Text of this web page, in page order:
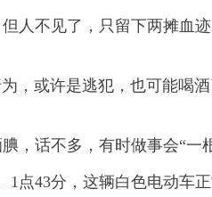
不见了，只留下两摊血
或许是逃犯，也可能喝
话不多，有时做事会“一根
43分，这辆白色电动车